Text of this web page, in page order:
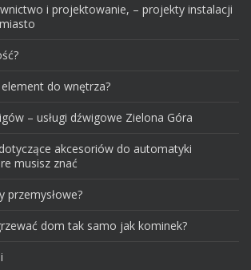
i projektowanie, – projekty instalacji
do wnętrza?
– usługi dźwigowe Zielona Góra
akcesoriów do automatyki
musisz znać
przemysłowe?
dom tak samo jak kominek?